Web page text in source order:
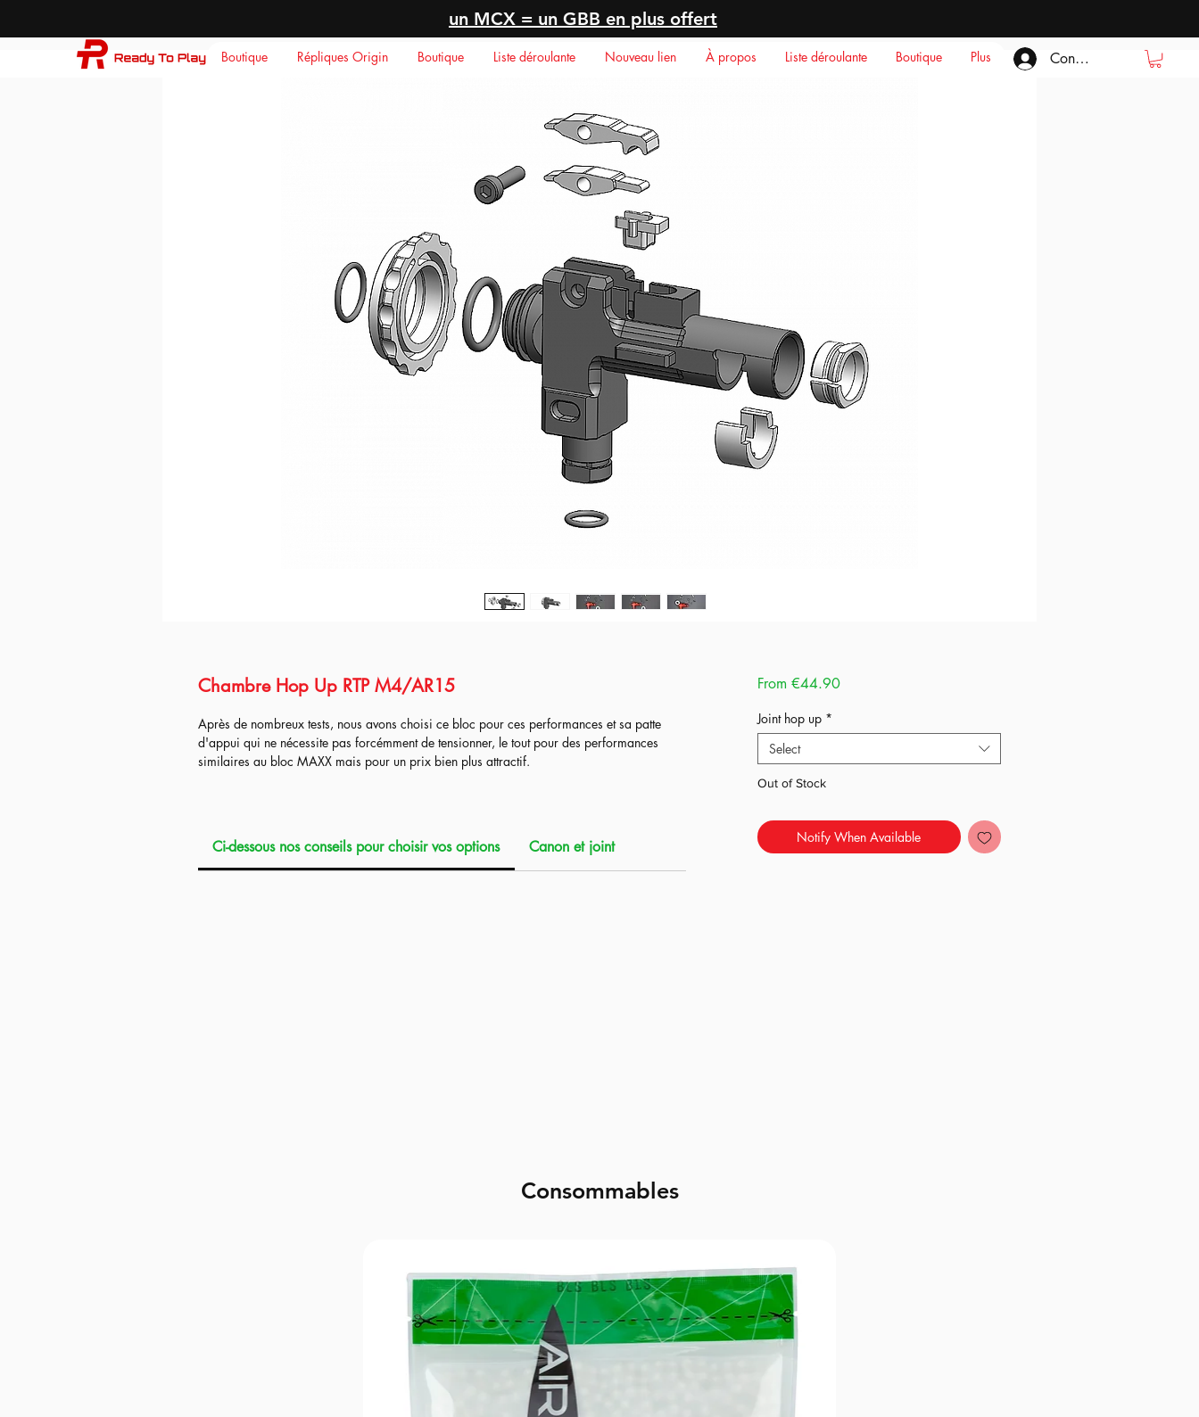
un MCX = un GBB en plus offert
Boutique Répliques Origin Boutique Liste déroulante Nouveau lien À propos Liste déroulante Boutique Plus Connexion
Chambre Hop Up RTP M4/AR15
Après de nombreux tests, nous avons choisi ce bloc pour ces performances et sa patte
d'appui qui ne nécessite pas forcémment de tensionner, le tout pour des performances
similaires au bloc MAXX mais pour un prix bien plus attractif.
Bloc Hop Up RTP fabriqué en Europe par Retro Arms.
Ci-dessous nos conseils pour choisir vos options Canon et joint
From €44.90Sale
Joint hop up *
Select
Out of Stock
Notify When Available
Consommables